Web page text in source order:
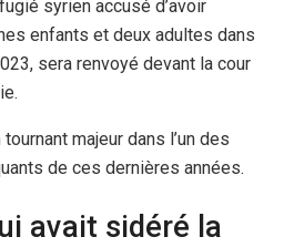
syrien accusé d’avoir
enfants et deux adultes dans
sera renvoyé devant la cour
majeur dans l’un des
de ces dernières années.
avait sidéré la